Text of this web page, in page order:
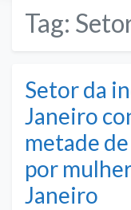
Tag:
Setor da
Janeiro
metade
por
Janeiro